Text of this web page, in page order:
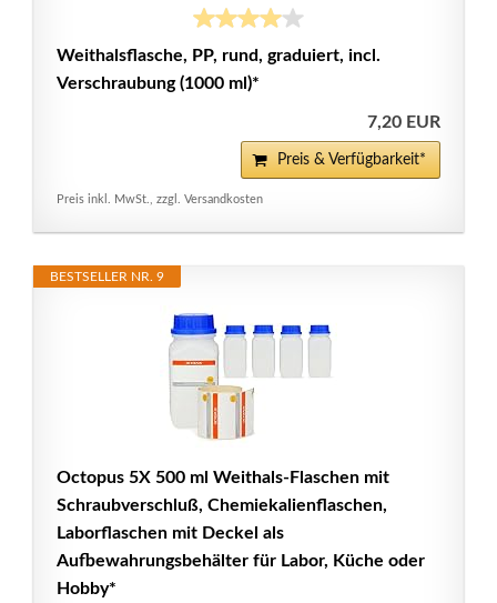
Weithalsflasche, PP, rund, graduiert, incl.
Verschraubung (1000 ml)*
7,20 EUR
Preis & Verfügbarkeit*
Preis inkl. MwSt., zzgl. Versandkosten
BESTSELLER NR. 9
Octopus 5X 500 ml Weithals-Flaschen mit
Schraubverschluß, Chemiekalienflaschen,
Laborflaschen mit Deckel als
Aufbewahrungsbehälter für Labor, Küche oder
Hobby*